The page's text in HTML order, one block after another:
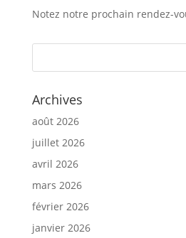
Notez notre prochain rendez-
Archives
août 2026
juillet 2026
avril 2026
mars 2026
février 2026
janvier 2026